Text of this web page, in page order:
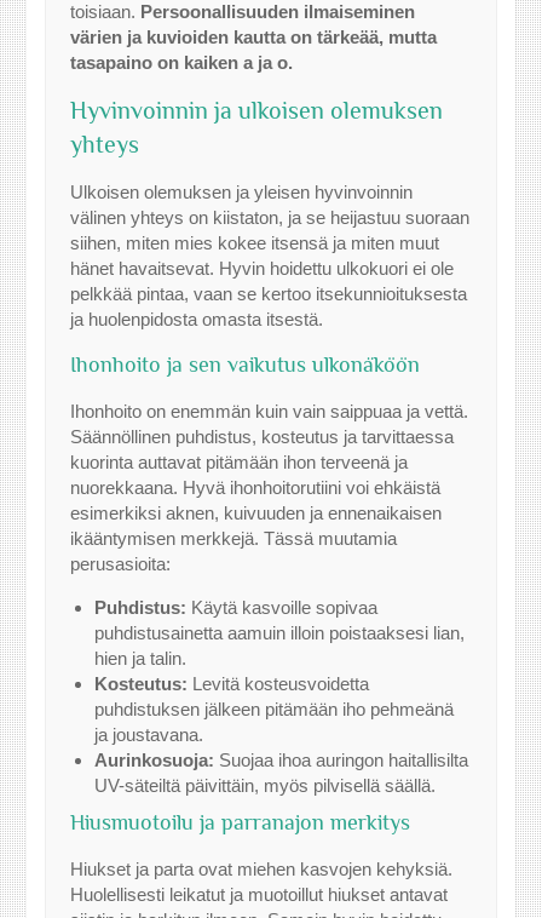
toisiaan. Persoonallisuuden ilmaiseminen
värien ja kuvioiden kautta on tärkeää, mutta
tasapaino on kaiken a ja o.
Hyvinvoinnin ja ulkoisen olemuksen
yhteys
Ulkoisen olemuksen ja yleisen hyvinvoinnin
välinen yhteys on kiistaton, ja se heijastuu suoraan
siihen, miten mies kokee itsensä ja miten muut
hänet havaitsevat. Hyvin hoidettu ulkokuori ei ole
pelkkää pintaa, vaan se kertoo itsekunnioituksesta
ja huolenpidosta omasta itsestä.
Ihonhoito ja sen vaikutus ulkonäköön
Ihonhoito on enemmän kuin vain saippuaa ja vettä.
Säännöllinen puhdistus, kosteutus ja tarvittaessa
kuorinta auttavat pitämään ihon terveenä ja
nuorekkaana. Hyvä ihonhoitorutiini voi ehkäistä
esimerkiksi aknen, kuivuuden ja ennenaikaisen
ikääntymisen merkkejä. Tässä muutamia
perusasioita:
Puhdistus: Käytä kasvoille sopivaa
puhdistusainetta aamuin illoin poistaaksesi lian,
hien ja talin.
Kosteutus: Levitä kosteusvoidetta
puhdistuksen jälkeen pitämään iho pehmeänä
ja joustavana.
Aurinkosuoja: Suojaa ihoa auringon haitallisilta
UV-säteiltä päivittäin, myös pilvisellä säällä.
Hiusmuotoilu ja parranajon merkitys
Hiukset ja parta ovat miehen kasvojen kehyksiä.
Huolellisesti leikatut ja muotoillut hiukset antavat